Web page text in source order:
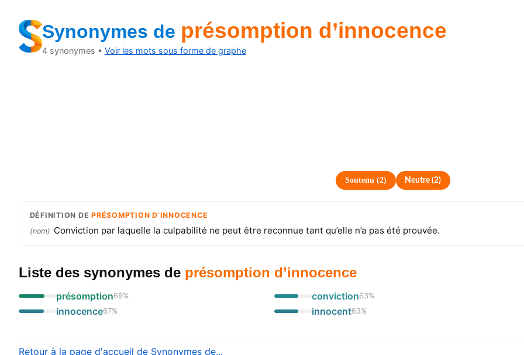
Synonymes de présomption d’innocence
4synonymes • Voir les mots sous forme de graphe
Soutenu(2) Neutre (2)
DÉFINITION DEPRÉSOMPTION D’INNOCENCE
(nom) Conviction par laquelle la culpabilité ne peut être reconnue tant qu’elle n’a pas été prouvée.
Liste des synonymes de présomption d’innocence
présomption69%
innocence67%
conviction63%
innocent63%
Retour à la page d'accueil de Synonymes de...